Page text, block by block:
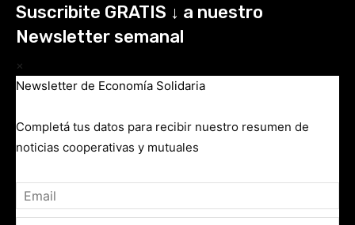
Suscribite GRATIS ↓ a nuestro
Newsletter semanal
×
Newsletter de Economía Solidaria
Completá tus datos para recibir nuestro resumen de
noticias cooperativas y mutuales